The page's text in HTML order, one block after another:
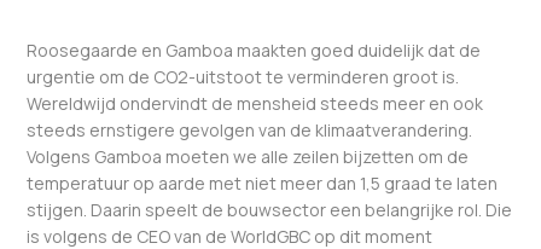
Roosegaarde en Gamboa maakten goed duidelijk dat de
urgentie om de CO2-uitstoot te verminderen groot is.
Wereldwijd ondervindt de mensheid steeds meer en ook
steeds ernstigere gevolgen van de klimaatverandering.
Volgens Gamboa moeten we alle zeilen bijzetten om de
temperatuur op aarde met niet meer dan 1,5 graad te laten
stijgen. Daarin speelt de bouwsector een belangrijke rol. Die
is volgens de CEO van de WorldGBC op dit moment